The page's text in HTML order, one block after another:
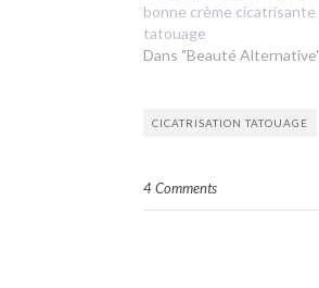
bonne crème cicatrisante
tatouage
Dans "Beauté Alternative"
CICATRISATION TATOUAGE
4 Comments